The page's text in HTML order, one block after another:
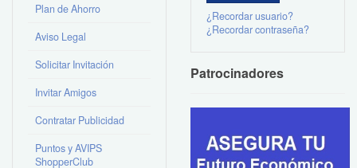
Plan de Ahorro
Aviso Legal
Solicitar Invitación
Invitar Amigos
Contratar Publicidad
Puntos y AVIPS
ShopperClub
¿Recordar usuario?
¿Recordar contraseña?
Patrocinadores